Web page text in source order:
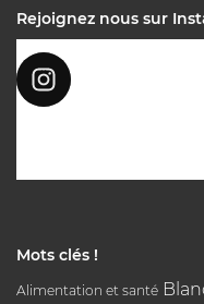
Rejoignez nous sur
Mots clés !
Alimentation et santé